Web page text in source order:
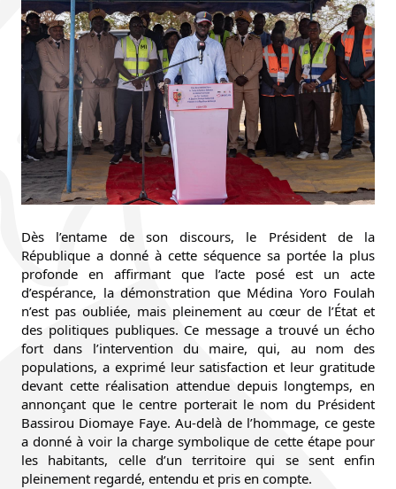
Dès l’entame de son discours, le Président de la
République a donné à cette séquence sa portée la plus
profonde en affirmant que l’acte posé est un acte
d’espérance, la démonstration que Médina Yoro Foulah
n’est pas oubliée, mais pleinement au cœur de l’État et
des politiques publiques. Ce message a trouvé un écho
fort dans l’intervention du maire, qui, au nom des
populations, a exprimé leur satisfaction et leur gratitude
devant cette réalisation attendue depuis longtemps, en
annonçant que le centre porterait le nom du Président
Bassirou Diomaye Faye. Au-delà de l’hommage, ce geste
a donné à voir la charge symbolique de cette étape pour
les habitants, celle d’un territoire qui se sent enfin
pleinement regardé, entendu et pris en compte.